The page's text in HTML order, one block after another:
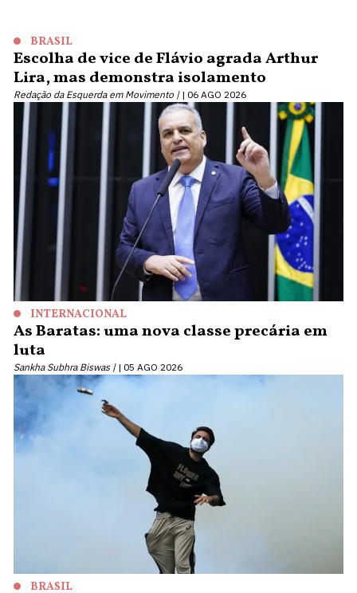
BRASIL
Escolha de vice de Flávio agrada Arthur
Lira, mas demonstra isolamento
Redação da Esquerda em Movimento | 06 AGO 2026
INTERNACIONAL
As Baratas: uma nova classe precária em
luta
Sankha Subhra Biswas | 05 AGO 2026
BRASIL